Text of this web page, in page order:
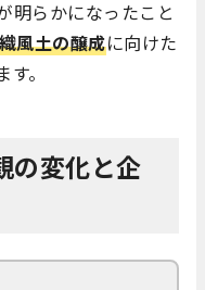
明らかになったこと
風土の醸成に向けた
。
の変化と企